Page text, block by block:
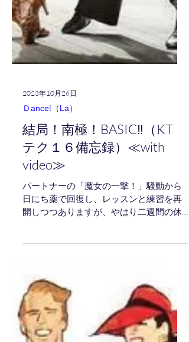
2023年10月26日
Ｄance❕（La）
結局！南極！BASIC‼（KT
テク１６備忘録）≪with
video≫
開しつつありますが、やはり二週間の休
ります(´_ゝ｀) まずは、元の状態に戻すべ
く躍り込みに邁進しておりますが、大魔
王コーチャーの...